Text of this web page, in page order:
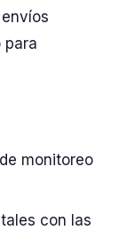
para
monitoreo
con las